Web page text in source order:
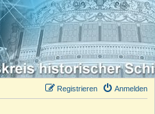
Anmelden
Registrieren